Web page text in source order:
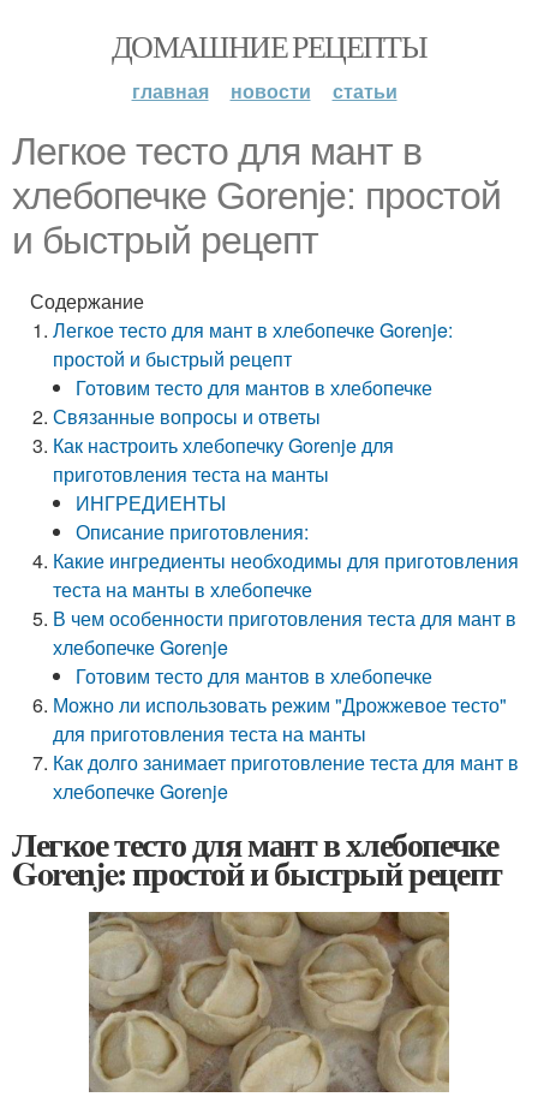
ДОМАШНИЕ РЕЦЕПТЫ
главная новости статьи
Легкое тесто для мант в
хлебопечке Gorenje: простой
и быстрый рецепт
Содержание
Легкое тесто для мант в хлебопечке Gorenje:
простой и быстрый рецепт
Готовим тесто для мантов в хлебопечке
Связанные вопросы и ответы
Как настроить хлебопечку Gorenje для
приготовления теста на манты
ИНГРЕДИЕНТЫ
Описание приготовления:
Какие ингредиенты необходимы для приготовления
теста на манты в хлебопечке
В чем особенности приготовления теста для мант в
хлебопечке Gorenje
Готовим тесто для мантов в хлебопечке
Можно ли использовать режим "Дрожжевое тесто"
для приготовления теста на манты
Как долго занимает приготовление теста для мант в
хлебопечке Gorenje
Легкое тесто для мант в хлебопечке
Gorenje: простой и быстрый рецепт